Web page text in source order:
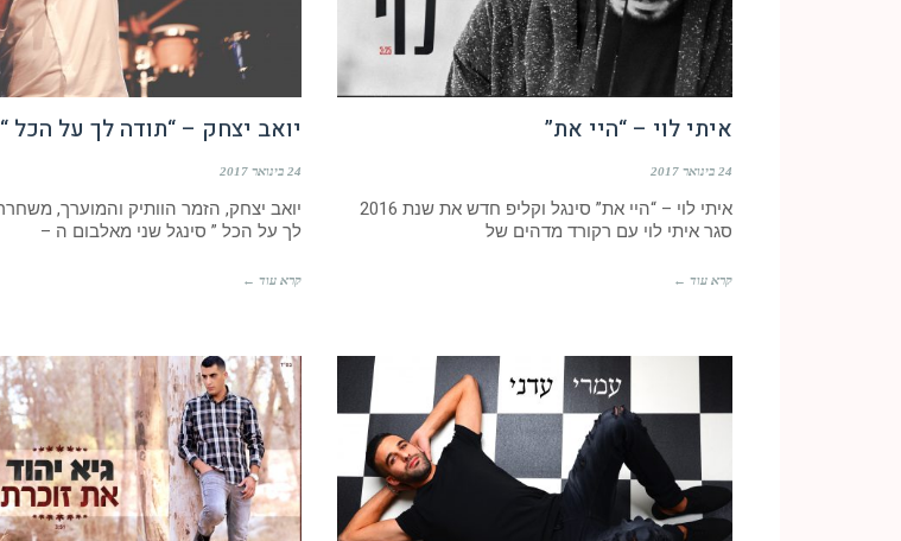
איתי לוי – “היי את”
24 בינואר 2017
איתי לוי – “היי את” סינגל וקליפ חדש את שנת 2016
סגר איתי לוי עם רקורד מדהים של
קרא עוד ←
יואב יצחק – “תודה לך על הכל “
24 בינואר 2017
יואב יצחק, הזמר הוותיק והמוערך,
לך על הכל ” סינגל שני מאלבום ה –
קרא עוד ←